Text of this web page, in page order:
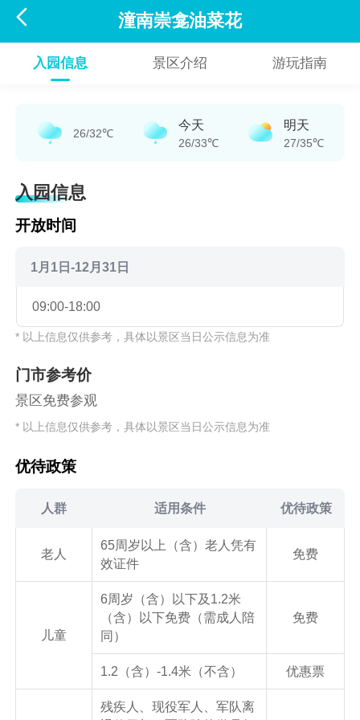
 潼南崇龛油菜花
入园信息 景区介绍 游玩指南
26/32℃
今天
26/33℃
明天
27/35℃
入园信息
开放时间
1月1日-12月31日
09:00-18:00
* 以上信息仅供参考，具体以景区当日公示信息为准
门市参考价
景区免费参观
* 以上信息仅供参考，具体以景区当日公示信息为准
优待政策
人群 适用条件 优待政策
老人
65周岁以上（含）老人凭有
效证件
免费
儿童
6周岁（含）以下及1.2米
（含）以下免费（需成人陪
同）
免费
1.2（含）-1.4米（不含） 优惠票
残疾人、现役军人、军队离